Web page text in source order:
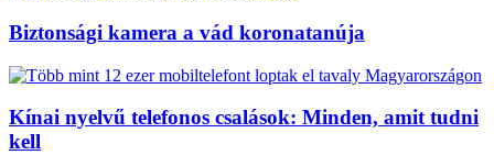
Biztonsági kamera a vád koronatanúja
Kínai nyelvű telefonos csalások: Minden, amit tudni
kell